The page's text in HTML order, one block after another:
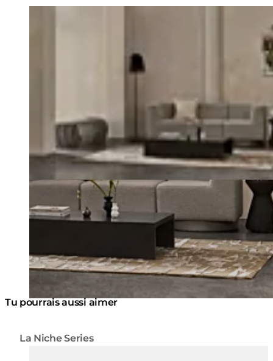
La Niche Series
Tu pourrais aussi aimer
Couleurs: